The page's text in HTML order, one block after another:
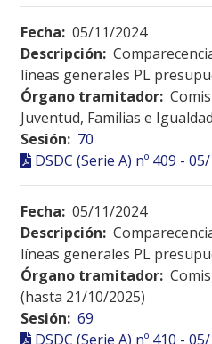
Fecha: 05/11/2024
Descripción:
líneas generales PL
Órgano tramitador:
Juventud, Familias e Igualdad
Sesión: 70
DSDC (Serie A) nº 409 -
Fecha: 05/11/2024
Descripción:
líneas generales PL
Órgano tramitador:
(hasta 21/10/2025)
Sesión: 69
DSDC (Serie A) nº 410 -